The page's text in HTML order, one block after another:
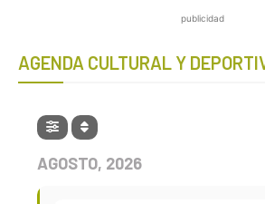
publicidad
AGENDA CULTURAL Y
AGOSTO, 2026